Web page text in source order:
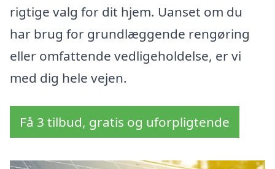
rigtige valg for dit hjem. Uanset om du
har brug for grundlæggende rengøring
eller omfattende vedligeholdelse, er vi
med dig hele vejen.
Få 3 tilbud, gratis og uforpligtende